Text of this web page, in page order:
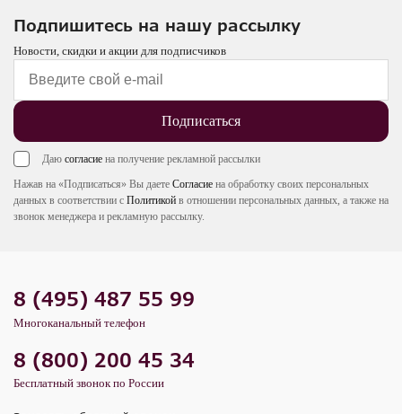
Подпишитесь на нашу рассылку
Новости, скидки и акции для подписчиков
Подписаться
Даю согласие на получение рекламной рассылки
Нажав на «Подписаться» Вы даете Согласие на обработку своих персональных
данных в соответствии с Политикой в отношении персональных данных, а также на
звонок менеджера и рекламную рассылку.
8 (495) 487 55 99
Многоканальный телефон
8 (800) 200 45 34
Бесплатный звонок по России